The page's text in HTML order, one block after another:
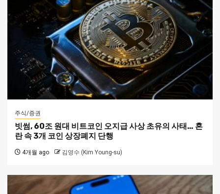
주식/증권
빗썸, 60조 원대 비트코인 오지급 사상 초유의 사태… 혼
란 속 3개 코인 상장폐지 단행
4개월 ago 김영수 (Kim Young-su)